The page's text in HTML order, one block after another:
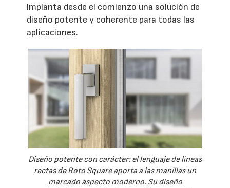
implanta desde el comienzo una solución de
diseño potente y coherente para todas las
aplicaciones.
Diseño potente con carácter: el lenguaje de líneas
rectas de Roto Square aporta a las manillas un
marcado aspecto moderno. Su diseño